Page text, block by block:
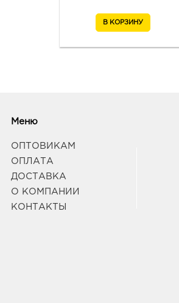
Меню
ОПТОВИКАМ
ОПЛАТА
ДОСТАВКА
О КОМПАНИИ
КОНТАКТЫ